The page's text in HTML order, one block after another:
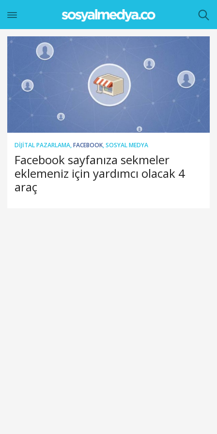
DIJITAL PAZARLAMA,FACEBOOK,SOSYAL MEDYA
Facebook sayfanıza sekmeler
eklemeniz için yardımcı olacak 4
araç